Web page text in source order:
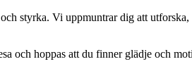
styrka. Vi uppmuntrar dig att utforska,
och hoppas att du finner glädje och